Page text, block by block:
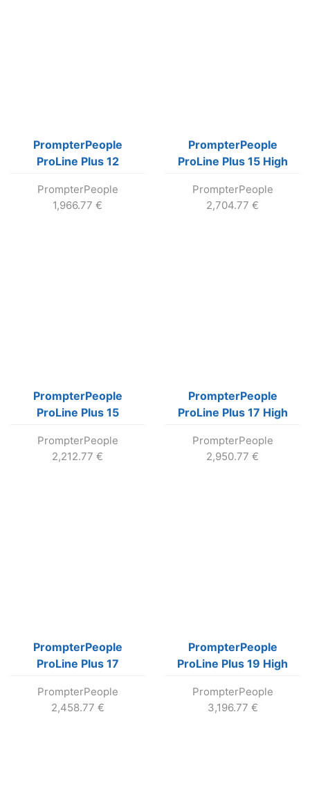
PrompterPeople
ProLine Plus 12
(400 nit)
PrompterPeople
1,966.77 €
PrompterPeople
ProLine Plus 15 High
15″ LCD (1000 nit)
PrompterPeople
2,704.77 €
PrompterPeople
ProLine Plus 15
(400 nit)
PrompterPeople
2,212.77 €
PrompterPeople
ProLine Plus 17 High
17″ LCD (1000 nit)
PrompterPeople
2,950.77 €
PrompterPeople
ProLine Plus 17
LCD (400 nit)
PrompterPeople
2,458.77 €
PrompterPeople
ProLine Plus 19 High
19″ LCD (1000 nit)
PrompterPeople
3,196.77 €